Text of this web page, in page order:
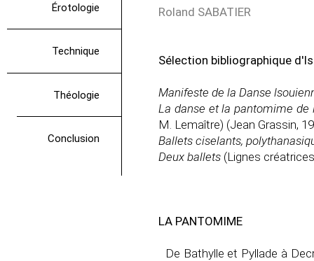
Érotologie
Technique
Théologie
Conclusion
Roland SABATIER
Sélection bibliographique
Manifeste de la Danse
La danse et la pantomime de
M. Lemaître) (Jean Grassin,
Ballets ciselants,
Deux ballets (Lignes
LA PANTOMIME
De Bathylle et Pyllade à